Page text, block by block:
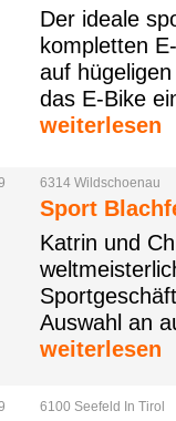
Der ideale
kompletten
auf
das E-Bike
weiterlesen
6314 Wildschoenau
Sport
Katrin und
Auswahl an
weiterlesen
6100 Seefeld In Tirol